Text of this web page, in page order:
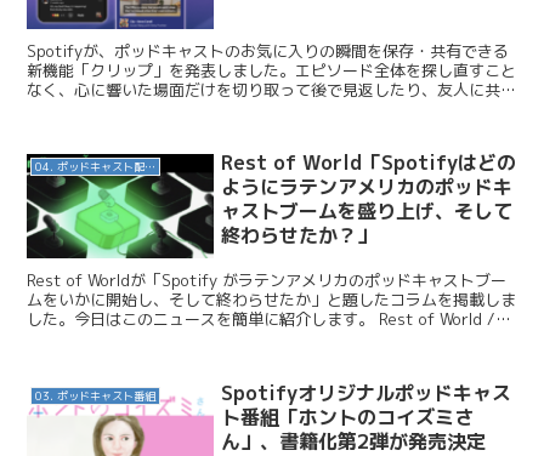
Spotifyが、ポッドキャストのお気に入りの瞬間を保存・共有できる
新機能「クリップ」を発表しました。エピソード全体を探し直すこと
なく、心に響いた場面だけを切り取って後で見返したり、友人に共有
04. ポッドキャスト配信・制作等
Rest of World「Spotifyはどの
ようにラテンアメリカのポッドキ
ャストブームを盛り上げ、そして
終わらせたか？」
Rest of Worldが「Spotify がラテンアメリカのポッドキャストブー
ムをいかに開始し、そして終わらせたか」と題したコラムを掲載しま
した。今日はこのニュースを簡単に紹介します。 Rest of World /
03. ポッドキャスト番組
Spotifyオリジナルポッドキャス
ト番組「ホントのコイズミさ
ん」、書籍化第2弾が発売決定